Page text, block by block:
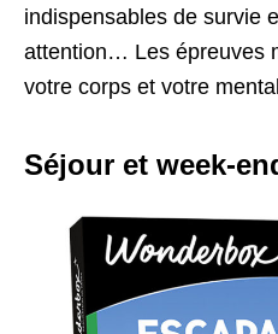
indispensables de survie
attention… Les épreuves
votre corps et votre
Séjour et week-